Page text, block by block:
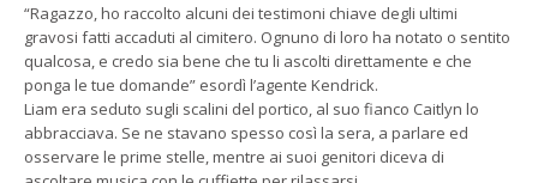
“Ragazzo, ho raccolto alcuni dei testimoni chiave degli ultimi
gravosi fatti accaduti al cimitero. Ognuno di loro ha notato o sentito
qualcosa, e credo sia bene che tu li ascolti direttamente e che
ponga le tue domande” esordì l’agente Kendrick.
Liam era seduto sugli scalini del portico, al suo fianco Caitlyn lo
abbracciava. Se ne stavano spesso così la sera, a parlare ed
osservare le prime stelle, mentre ai suoi genitori diceva di